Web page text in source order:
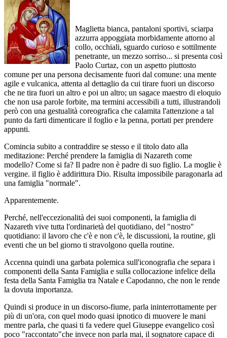
Maglietta bianca, pantaloni sportivi, sciarpa
azzurra appoggiata morbidamente attorno al
collo, occhiali, sguardo curioso e sottilmente
penetrante, un mezzo sorriso... si presenta così
Paolo Curtaz, con un aspetto piuttosto
comune per una persona decisamente fuori dal comune: una mente
agile e vulcanica, attenta al dettaglio da cui tirare fuori un discorso
che ne tira fuori un altro e poi un altro; un sagace maestro di eloquio
che non usa parole forbite, ma termini accessibili a tutti, illustrandoli
però con una gestualità coreografica che calamita l'attenzione a tal
punto da farti dimenticare il foglio e la penna, portati per prendere
appunti.
Comincia subito a contraddire se stesso e il titolo dato alla
meditazione: Perché prendere la famiglia di Nazareth come
modello? Come si fa? Il padre non è padre di suo figlio. La moglie è
vergine. il figlio è addirittura Dio. Risulta impossibile paragonarla ad
una famiglia "normale".
Apparentemente.
Perché, nell'eccezionalità dei suoi componenti, la famiglia di
Nazareth vive tutta l'ordinarietà del quotidiano, del "nostro"
quotidiano: il lavoro che c'è e non c'è, le discussioni, la routine, gli
eventi che un bel giorno ti stravolgono quella routine.
Accenna quindi una garbata polemica sull'iconografia che separa i
componenti della Santa Famiglia e sulla collocazione infelice della
festa della Santa Famiglia tra Natale e Capodanno, che non le rende
la dovuta importanza.
Quindi si produce in un discorso-fiume, parla ininterrottamente per
più di un'ora, con quel modo quasi ipnotico di muovere le mani
mentre parla, che quasi ti fa vedere quel Giuseppe evangelico così
poco "raccontato"che invece non parla mai, il sognatore capace di